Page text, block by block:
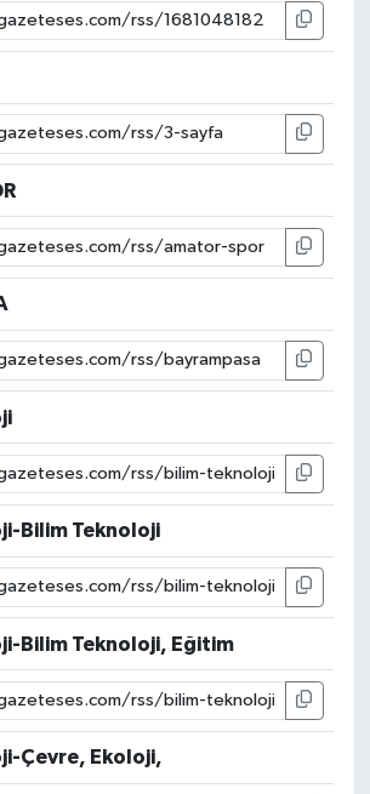
Bilim Teknoloji
Bilim Teknoloji, Eğitim
Çevre, Ekoloji,